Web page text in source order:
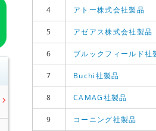
4 アトー株式会社製品
5 アゼアス株式会社製品
6 ブルックフィールド社
7 Buchi社製品
8 CAMAG社製品
9 コーニング社製品